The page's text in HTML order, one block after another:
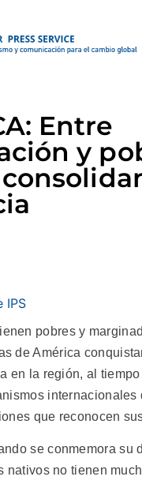
Entre
y
IPS
pobres y
de América
en la región, al
internacionales
que reconocen
se conmemora su
nativos no tienen